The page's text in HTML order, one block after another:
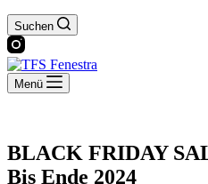
Suchen
Menü
BLACK FRIDAY
Bis Ende 2024